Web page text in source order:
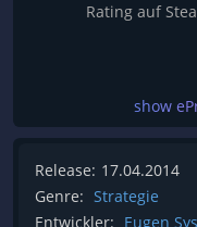
Rating auf
show
Release: 17.04.2014
Genre: Strategie
Entwickler: Eugen